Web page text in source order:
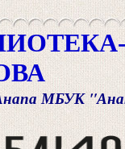
Анапа МБУК